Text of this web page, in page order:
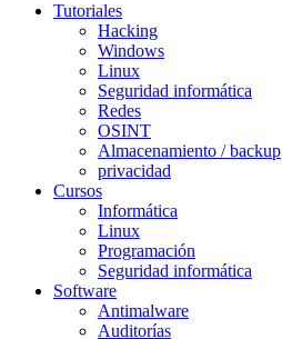
Tutoriales
Hacking
Windows
Linux
Seguridad informática
Redes
OSINT
Almacenamiento / backup
privacidad
Cursos
Informática
Linux
Programación
Seguridad informática
Software
Antimalware
Auditorías